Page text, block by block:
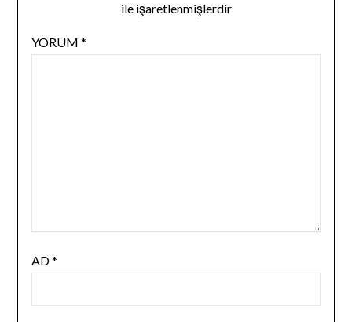
ile işaretlenmişlerdir
YORUM *
AD*